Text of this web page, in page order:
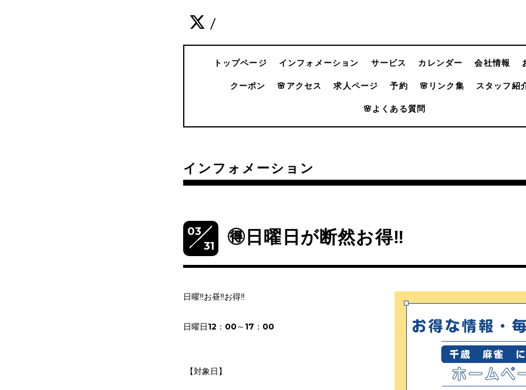
/
トップページ インフォメーション サービス カレンダー 会社情報
クーポン 🌸アクセス 求人ページ 予約 🌸リンク集 スタッフ紹
🌸よくある質問
インフォメーション
03
31
🉐日曜日が断然お得‼️
日曜‼️お昼‼️お得‼️
日曜日12：00～17：00
【対象日】